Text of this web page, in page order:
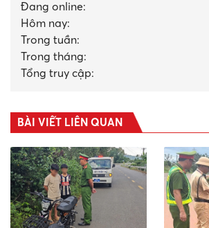
Đang online:
Hôm nay:
Trong tuần:
Trong tháng:
Tổng truy cập:
BÀI VIẾT LIÊN QUAN